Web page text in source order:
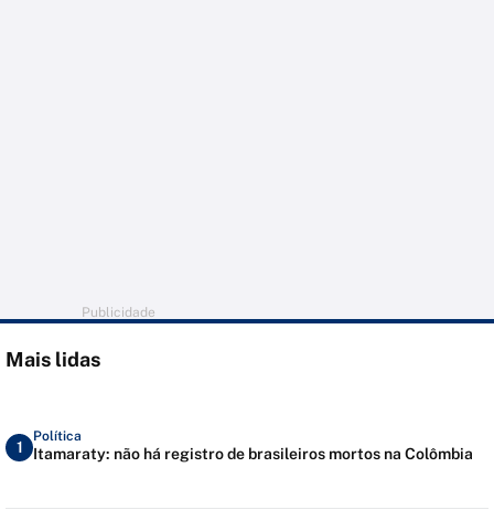
Publicidade
Mais lidas
1
Política
Itamaraty: não há registro de brasileiros mortos na Colômbia